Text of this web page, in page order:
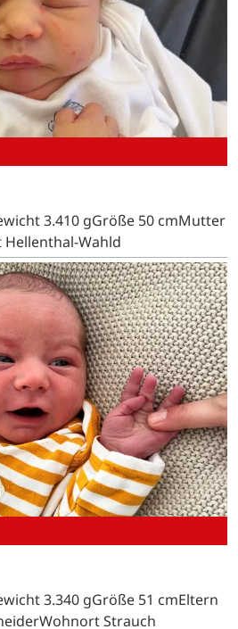
3.410 gGröße 50 cmMutter
Hellenthal-Wahld
3.340 gGröße 51 cmEltern
Strauch